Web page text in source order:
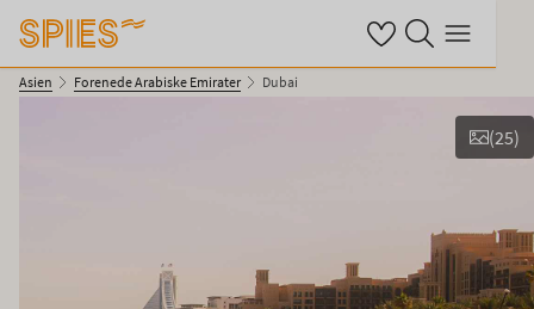
Se dine gemte
Søg på spies.dk
Menu
Asien Forenede Arabiske Emirater Dubai
(25)